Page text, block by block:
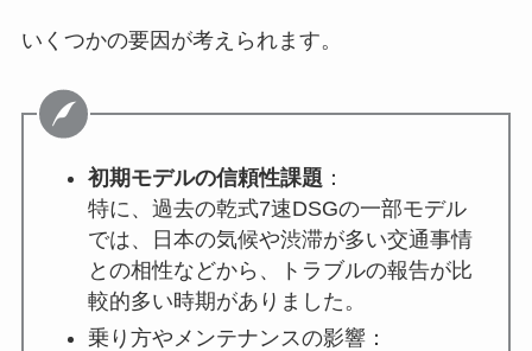
いくつかの要因が考えられます。
初期モデルの信頼性課題 ：
特に、過去の乾式7速DSGの一部モデル
では、日本の気候や渋滞が多い交通事情
との相性などから、トラブルの報告が比
較的多い時期がありました。
乗り方やメンテナンスの影響：